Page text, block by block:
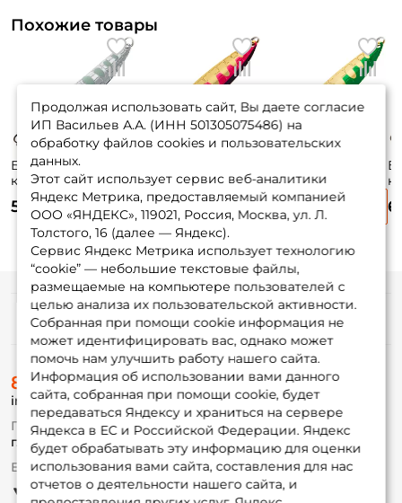
Похожие товары
Блесна
колеблющаяся
Lucky John Croco
Spoon 5,9см. 14гр.
003
530 ₽
колеблющаяся
Lucky John Croco
Spoon 5,9см. 14гр.
014
530 ₽
колеблющаяся
Lucky John Croco
Spoon 5,9см. 14гр.
530 ₽
Продолжая использовать сайт, Вы даете согласие
ИП Васильев А.А. (ИНН 501305075486) на
обработку файлов cookies и пользовательских
данных.
Этот сайт использует сервис веб-аналитики
Яндекс Метрика, предоставляемый компанией
ООО «ЯНДЕКС», 119021, Россия, Москва, ул. Л.
Толстого, 16 (далее — Яндекс).
Сервис Яндекс Метрика использует технологию
“cookie” — небольшие текстовые файлы,
размещаемые на компьютере пользователей с
целью анализа их пользовательской активности.
Собранная при помощи cookie информация не
может идентифицировать вас, однако может
помочь нам улучшить работу нашего сайта.
Информация об использовании вами данного
сайта, собранная при помощи cookie, будет
передаваться Яндексу и храниться на сервере
Яндекса в ЕС и Российской Федерации. Яндекс
будет обрабатывать эту информацию для оценки
использования вами сайта, составления для нас
отчетов о деятельности нашего сайта, и
Информация
О магазине
Доставка
Оплата
Fox-bonus
Гуру
Партнерская программа
8 (495) 532-77-88
info@foxfishing.ru
По вопросам с заказом
г. Москва, ул. Плеханова д.7
Ежедневно 10:00 до 20:00